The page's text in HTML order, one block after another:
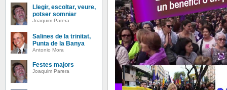
Llegir, escoltar, veure,
potser somniar
Joaquim Parera
Salines de la trinitat,
Punta de la Banya
Antonio Mora
Festes majors
Joaquim Parera